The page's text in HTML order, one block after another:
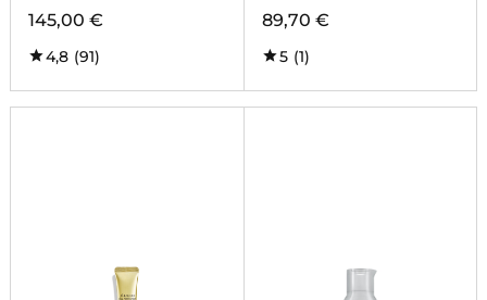
145,00 €
4,8 (91)
89,70 €
5 (1)